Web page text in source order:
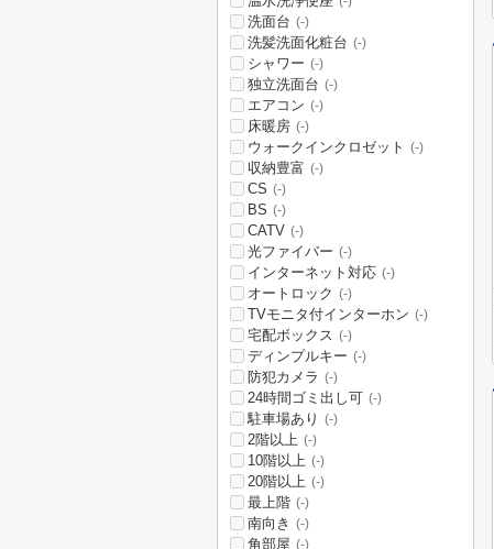
洗面台 (-)
洗髪洗面化粧台 (-)
シャワー (-)
独立洗面台 (-)
エアコン (-)
床暖房 (-)
ウォークインクロゼット (-)
収納豊富 (-)
CS (-)
BS (-)
CATV (-)
光ファイバー (-)
インターネット対応 (-)
オートロック (-)
TVモニタ付インターホン (-)
宅配ボックス (-)
ディンプルキー (-)
防犯カメラ (-)
24時間ゴミ出し可 (-)
駐車場あり (-)
2階以上 (-)
10階以上 (-)
20階以上 (-)
最上階 (-)
南向き (-)
角部屋 (-)